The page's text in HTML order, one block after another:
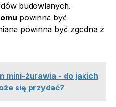
budowlanych.
powinna być
powinna być zgodna z
mini-żurawia - do jakich
się przydać?